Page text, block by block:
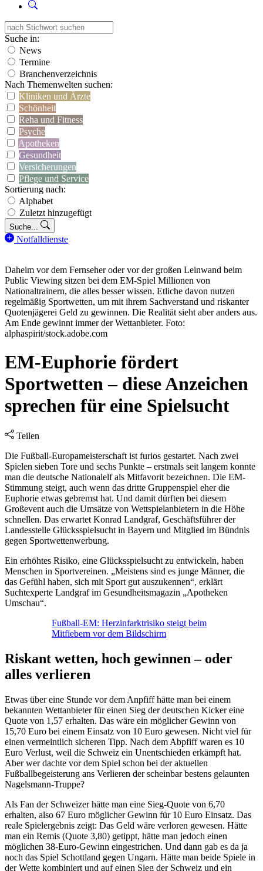
Suche in:
News
Termine
Branchenverzeichnis
Nach Themenwelten suchen:
Kliniken und Ärzte
Schönheit
Reha und Fitness
Psyche
Apotheken
Gesundheit
Versicherungen
Pflege und Service
Sortierung nach:
Alphabet
Zuletzt hinzugefügt
Suche...
Notfalldienste
Daheim vor dem Fernseher oder vor der großen Leinwand beim
Public Viewing sitzen bei dem EM-Spiel Millionen von
Nationaltrainern, die alles besser wissen. Etliche davon nutzen
regelmäßig Sportwetten, um mit ihrem Sachverstand und riskanter
Quotenjägerei Geld zu gewinnen. Die Realität sieht aber anders aus.
Am Ende gewinnt immer der Wettanbieter. Foto:
alphaspirit/stock.adobe.com
EM-Euphorie fördert
Sportwetten – diese Anzeichen
sprechen für eine Spielsucht
Teilen
Die Fußball-Europameisterschaft ist furios gestartet. Nach zwei
Spielen sieben Tore und sechs Punkte – erstmals seit langem konnte
man die deutsche Nationalelf als Mitfavorit bezeichnen. Die EM-
Stimmung steigt, auch wenn das dritte Gruppenspiel eher die
Euphorie etwas gebremst hat. Und damit dürften bei diesem
Großevent auch die Umsätze von Wettspielanbietern in die Höhe
schnellen. Das erwartet Konrad Landgraf, Geschäftsführer der
Landesstelle Glücksspielsucht in Bayern und Mitglied im Bündnis
gegen Sportwettenwerbung.
Ein erhöhtes Risiko, eine Glücksspielsucht zu entwickeln, haben
Menschen in Sportvereinen. „Meistens sind es junge Männer, die
das Gefühl haben, sich mit Sport gut auszukennen“, erklärt
Suchtexperte Landgraf im Gesundheitsmagazin „Apotheken
Umschau“.
Fußball-EM: Herzinfarktrisiko steigt beim
Mitfiebern vor dem Bildschirm
Riskant wetten, hoch gewinnen – oder
alles verlieren
Etwas über eine Stunde vor dem Anpfiff hätte man bei einem
bekannten Wettanbieter für einen Sieg der deutschen Kicker eine
Quote von 1,57 erhalten. Das wäre ein möglicher Gewinn von
15,70 Euro bei einem Einsatz von 10 Euro gewesen. Nicht viel für
einen vermeintlich sicheren Tipp. Nach dem Abpfiff waren es 10
Euro Verlust, weil die Schweiz ein Unentschieden erkämpft hat.
Aber wer dachte vor dem Spiel schon bei der aktuellen
Fußballbegeisterung ans Verlieren der scheinbar bestens gelaunten
Nagelsmann-Truppe?
Als Fan der Schweizer hätte man eine Sieg-Quote von 6,70
erhalten, also 67 Euro möglicher Gewinn für 10 Euro Einsatz. Das
reale Spielergebnis zeigt: Das Geld wäre verloren gewesen. Hätte
man ein Remis (Quote 3,80) getippt, hätte man jedoch einen
möglichen 38-Euro-Gewinn eingestrichen. Und dann gab es da ja
noch das Spiel Schottland gegen Ungarn. Hätte man beide Spiele in
der Wette kombiniert und auf einen Sieg der Schweiz und ein